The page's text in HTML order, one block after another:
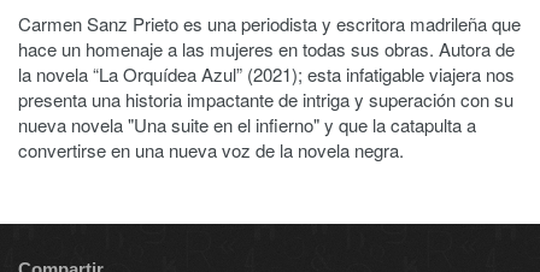
Carmen Sanz Prieto es una periodista y escritora madrileña que
hace un homenaje a las mujeres en todas sus obras. Autora de
la novela “La Orquídea Azul” (2021); esta infatigable viajera nos
presenta una historia impactante de intriga y superación con su
nueva novela "Una suite en el infierno" y que la catapulta a
convertirse en una nueva voz de la novela negra.